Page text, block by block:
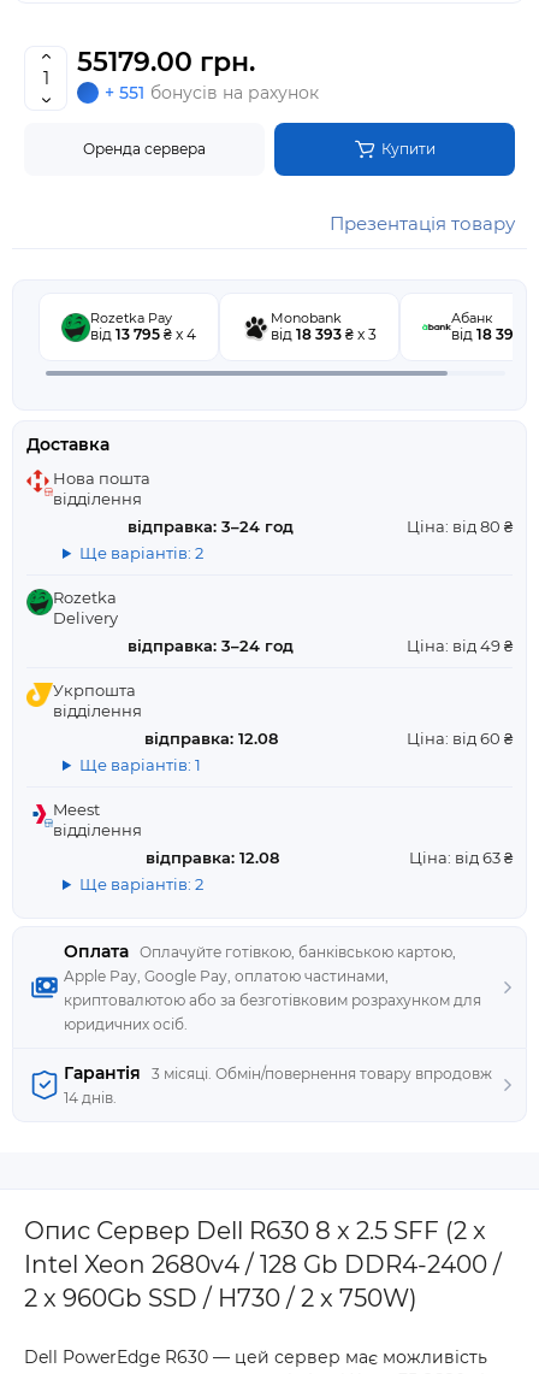
55179.00 грн.
+ 551 бонусів на рахунок
Оренда сервера Купити
Презентація товару
Оплата Оплачуйте готівкою, банківською картою,
Apple Pay, Google Pay, оплатою частинами,
криптовалютою або за безготівковим розрахунком для
юридичних осіб.
Rozetka Pay
від 13 795 ₴ x 4
Monobank
від 18 393 ₴ x 3
Абанк
від 18 393
Доставка
Нова пошта
відділення
відправка: 3–24 год
Ціна: від 80 ₴
Ще варіантів: 2
Rozetka
Delivery
відправка: 3–24 год
Ціна: від 49 ₴
Укрпошта
відділення
відправка: 12.08
Ціна: від 60 ₴
Ще варіантів: 1
Meest
відділення
відправка: 12.08
Ціна: від 63 ₴
Ще варіантів: 2
Гарантія
3 місяці. Обмін/повернення товару впродовж
14 днів.
Опис Сервер Dell R630 8 x 2.5 SFF (2 x
Intel Xeon 2680v4 / 128 Gb DDR4-2400 /
2 x 960Gb SSD / H730 / 2 x 750W)
Dell PowerEdge R630 — цей сервер має можливість